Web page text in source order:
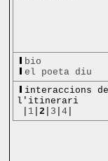
bio
el poeta diu
interaccions de
l'itinerari
1 |2 3 |4